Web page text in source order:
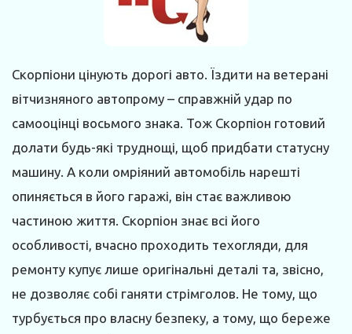
Скорпіони цінують дорогі авто. Їздити на ветерані
вітчизняного автопрому – справжній удар по
самооцінці восьмого знака. Тож Скорпіон готовий
долати будь-які труднощі, щоб придбати статусну
машину. А коли омріяний автомобіль нарешті
опиняється в його гаражі, він стає важливою
частиною життя. Скорпіон знає всі його
особливості, вчасно проходить техогляди, для
ремонту купує лише оригінальні деталі та, звісно,
не дозволяє собі ганяти стрімголов. Не тому, що
турбується про власну безпеку, а тому, що береже